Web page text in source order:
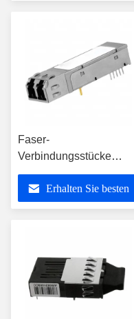
Faser-
Verbindungsstücke
FTLF8519F2GNL 2x5
SFF 2,125 Gb/s RoHS
konforme kurzwellige
Erhalten Sie besten